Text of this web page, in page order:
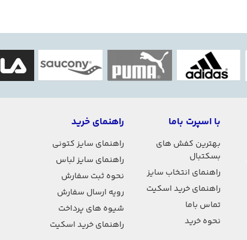
با اسپرت باما
بهترین کفش های
بسکتبال
راهنمای انتخاب سایز
راهنمای خرید اسکیت
تماس باما
نحوه خرید
راهنمای خرید
راهنمای سایز کتونی
راهنمای سایز لباس
نحوه ثبت سفارش
رویه ارسال سفارش
شیوه های پرداخت
راهنمای خرید اسکیت